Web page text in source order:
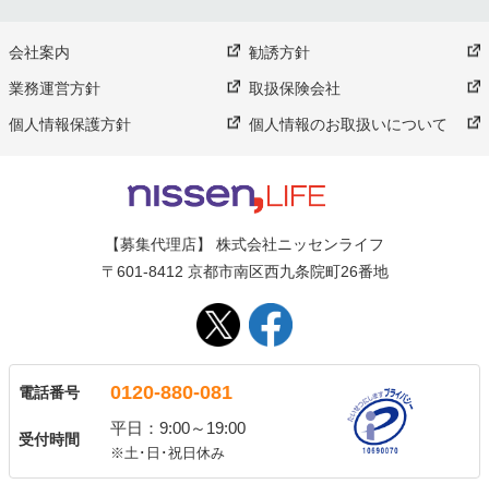
会社案内 勧誘方針
業務運営方針 取扱保険会社
個人情報保護方針 個人情報のお取扱いについて
【募集代理店】 株式会社ニッセンライフ
〒601-8412 京都市南区西九条院町26番地
電話番号 0120-880-081
受付時間
平日：9:00～19:00
※土･日･祝日休み